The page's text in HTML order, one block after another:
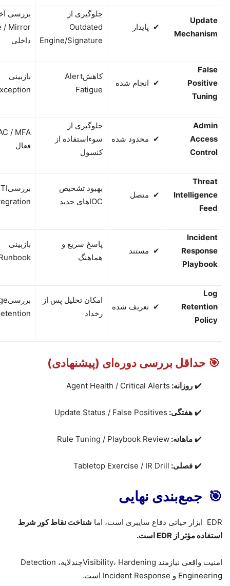
Update
Mechanism
✔ پایدار
جلوگیری از
Outdated
Engine/Signature
بررسی
/ Mirror
داخلی
False
Positive
Tuning
✔ انجام شده
کاهشAlert
Fatigue
بازبینی
Admin
Access
Control
✔ محدود شده
جلوگیری از
سوءاستفاده از
کنسول
/ MFA
فعال
Threat
Intelligence
Feed
✔ متصل
بهبود تشخیص
IOCهای جدید
بررسی
Incident
Response
Playbook
✔ مستند
پاسخ سریع و
هماهنگ
بازبینی
Log
Retention
Policy
✔ تعریف شده
امکان تحلیل پس از
رخداد
بررسی
🎯 حداقل بررسی دوره‌ای (پیشنهادی)
✔️ روزانه:
Agent Health / Critical Alerts
✔️ هفتگی:
Update Status / False Positives
✔️ ماهانه:
Rule Tuning / Playbook Review
✔️ فصلی:
Tabletop Exercise / IR Drill
🎯 جمع‌بندی نهایی
EDR ابزار حیاتی دفاع سایبری است، اما شناخت نقاط کور شرط
استفاده مؤثر از EDR است.
امنیت واقعی نیازمند Hardening Visibility،چندلایه، Detection
Engineering و Incident Response است.